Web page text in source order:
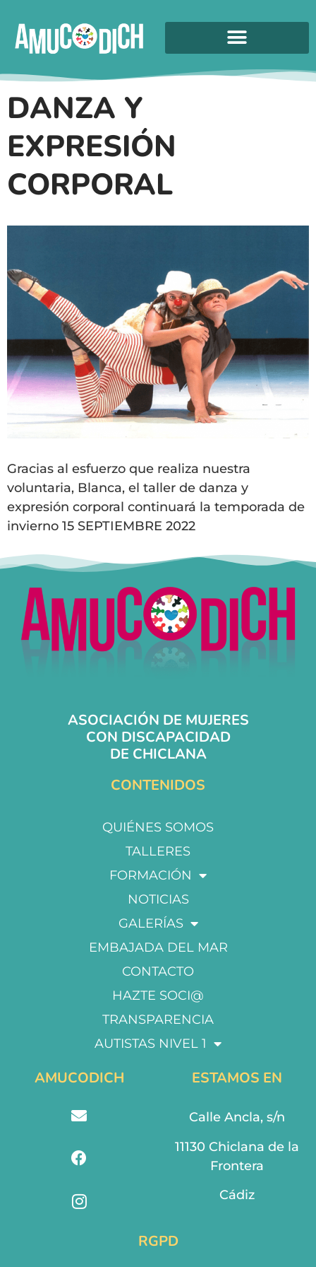
DANZA Y
EXPRESIÓN
CORPORAL
Gracias al esfuerzo que realiza nuestra
voluntaria, Blanca, el taller de danza y
expresión corporal continuará la temporada de
invierno 15 SEPTIEMBRE 2022
ASOCIACIÓN DE MUJERES
CON DISCAPACIDAD
DE CHICLANA
CONTENIDOS
QUIÉNES SOMOS
TALLERES
FORMACIÓN
NOTICIAS
GALERÍAS
EMBAJADA DEL MAR
CONTACTO
HAZTE SOCI@
TRANSPARENCIA
AUTISTAS NIVEL 1
AMUCODICH ESTAMOS EN
Calle Ancla, s/n
11130 Chiclana de la
Frontera
Cádiz
RGPD